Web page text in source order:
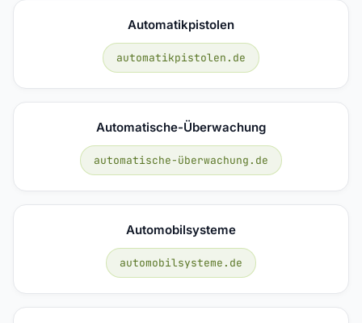
Automatikpistolen
automatikpistolen.de
Automatische-Überwachung
automatische-überwachung.de
Automobilsysteme
automobilsysteme.de